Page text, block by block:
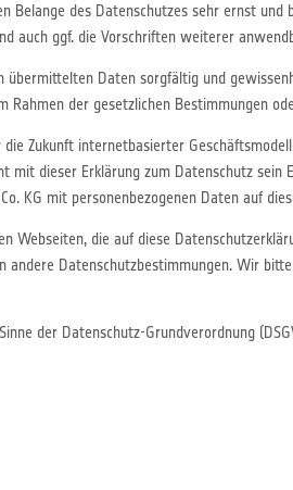
Belange des Datenschutzes sehr ernst
auch ggf. die Vorschriften weiterer
übermittelten Daten sorgfältig und
der gesetzlichen Bestimmungen
Zukunft internetbasierter
mit dieser Erklärung zum Datenschutz sein
KG mit personenbezogenen Daten auf
Webseiten, die auf diese
andere Datenschutzbestimmungen. Wir
der Datenschutz-Grundverordnung